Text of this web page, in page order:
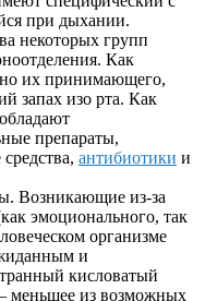
при дыхании.
некоторых групп
Как
их принимающего,
запах изо рта. Как
препараты,
антибиотики и
Возникающие из-за
эмоционального, так
организме
и
кисловатый
меньшее из возможных